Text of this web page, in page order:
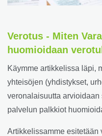
Verotus - Miten
huomioidaan
Käymme artikkelissa läpi,
yhteisöjen (yhdistykset,
veronalaisuutta
palvelun palkkiot
Artikkelissamme esitetään